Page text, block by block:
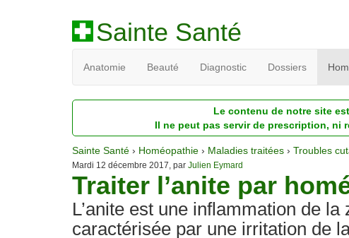
Sainte Santé
Anatomie Beauté Diagnostic Dossiers
Le contenu de notre site
Il ne peut pas servir de prescription, ni
Sainte Santé › Homéopathie › Maladies traitées › Troubles
Mardi 12 décembre 2017, par Julien Eymard
Traiter l’anite par
L’anite est une inflammation de
caractérisée par une irritation de